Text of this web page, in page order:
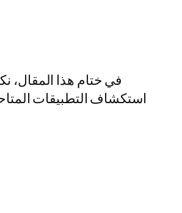
في ختام هذا المقال،
استكشاف التطبيقات